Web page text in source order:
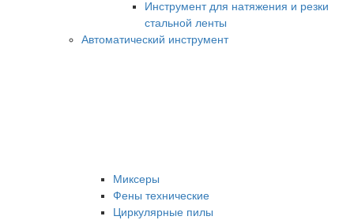
Инструмент для натяжения и резки
стальной ленты
Автоматический инструмент
Миксеры
Фены технические
Циркулярные пилы